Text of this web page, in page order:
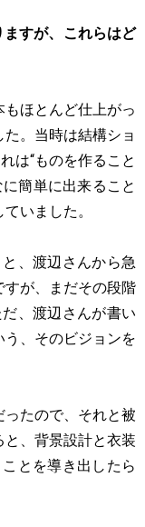
ますが、これらはど
ほとんど仕上がっ
。当時は結構ショ
は“ものを作ること
簡単に出来ること
いました。
、渡辺さんから急
が、まだその段階
、渡辺さんが書い
、そのビジョンを
たので、それと被
、背景設計と衣装
とを導き出したら